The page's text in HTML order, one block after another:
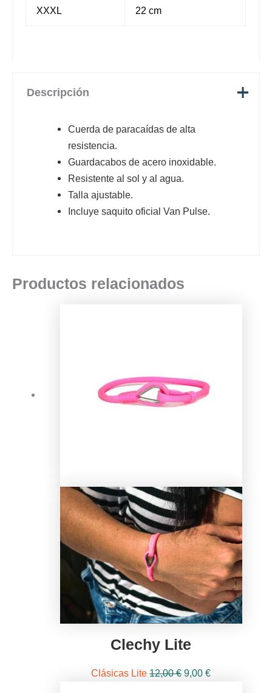
XXXL 22 cm
Descripción
Cuerda de paracaídas de alta
resistencia.
Guardacabos de acero inoxidable.
Resistente al sol y al agua.
Talla ajustable.
Incluye saquito oficial Van Pulse.
Productos relacionados
Clechy Lite
Clásicas Lite12,00€ El
9,00€El